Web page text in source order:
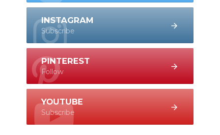
INSTAGRAM
Subscribe
PINTEREST
Follow
YOUTUBE
Subscribe